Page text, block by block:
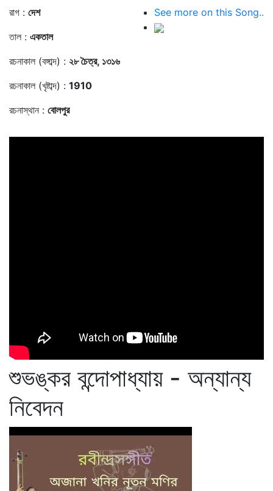
রাগ : দেশ
তাল : একতাল
রচনাকাল (বঙ্গাব্দ) : ২৮ চৈত্র, ১৩১৬
রচনাকাল (খৃষ্টাব্দ) : 1910
রচনাস্থান : বোলপুর
See more on this Song..
শুভঙ্কর বন্দোপাধ্যায় - অন্যান্য
নিবেদন